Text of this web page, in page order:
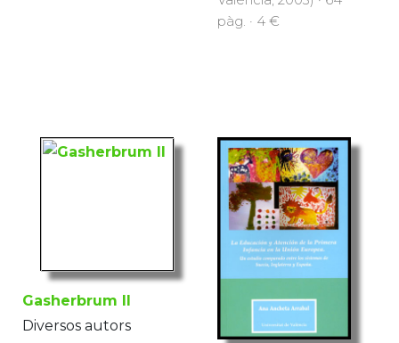
pàg. · 4 €
Gasherbrum II
Diversos autors